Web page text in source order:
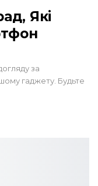
Які
за
гаджету. Будьте